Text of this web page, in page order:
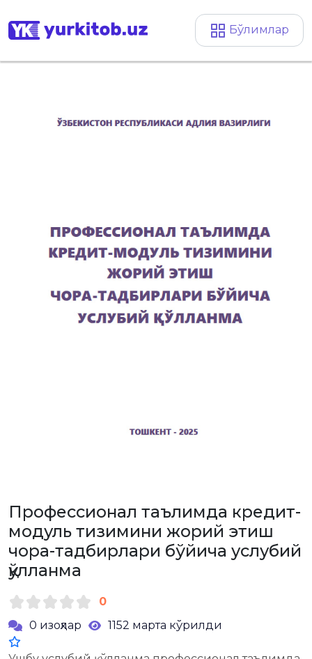
Бўлимлар
Профессионал таълимда кредит-
модуль тизимини жорий этиш
чора-тадбирлари бўйича услубий
қўлланма
0
0 изоҳлар
1152 марта кўрилди